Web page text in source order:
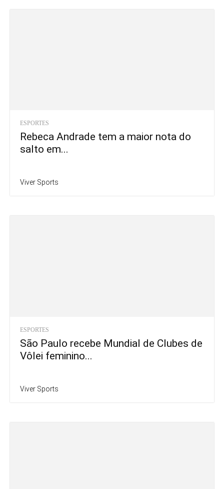
ESPORTES
Rebeca Andrade tem a maior nota do
salto em...
Viver Sports
ESPORTES
São Paulo recebe Mundial de Clubes de
Vôlei feminino...
Viver Sports